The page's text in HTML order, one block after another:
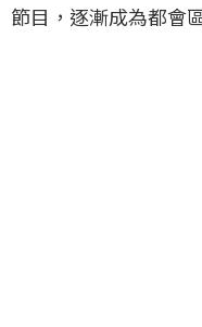
節目，逐漸成為都會